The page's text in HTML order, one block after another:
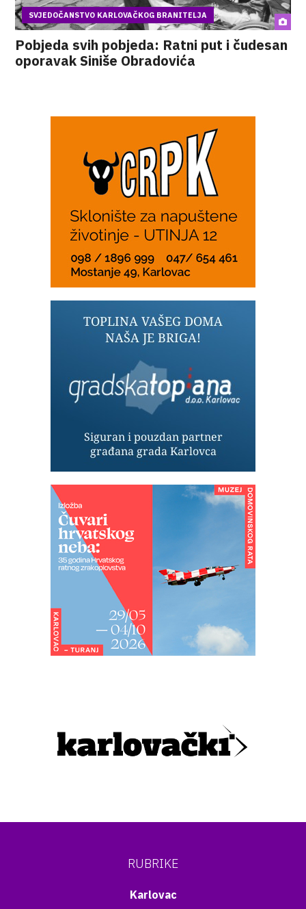
SVJEDOČANSTVO KARLOVAČKOG BRANITELJA
Pobjeda svih pobjeda: Ratni put i čudesan
oporavak Siniše Obradovića
RUBRIKE
Karlovac